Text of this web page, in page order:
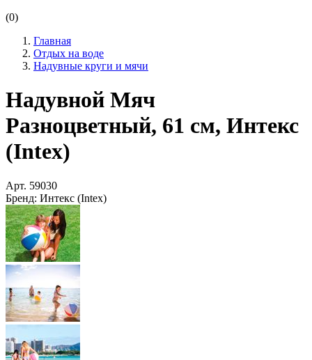
(0)
Главная
Отдых на воде
Надувные круги и мячи
Надувной Мяч
Разноцветный, 61 см, Интекс
(Intex)
Арт. 59030
Бренд: Интекс (Intex)